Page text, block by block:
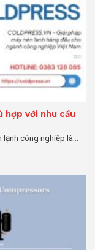
hợp với nhu cầu
công nghiệp là...